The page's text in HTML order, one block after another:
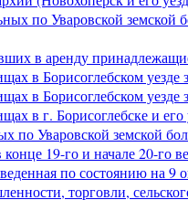
по Уваровской земской
в аренду
в Борисоглебском уезде
в Борисоглебском уезде
в г. Борисоглебске и его
Уваровской земской
19-го и начале 20-го
по состоянию на 9
торговли,